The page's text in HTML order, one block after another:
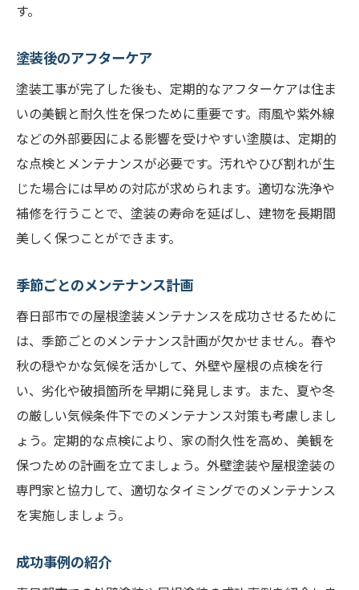
す。
塗装後のアフターケア
塗装工事が完了した後も、定期的なアフターケアは住ま
いの美観と耐久性を保つために重要です。雨風や紫外線
などの外部要因による影響を受けやすい塗膜は、定期的
な点検とメンテナンスが必要です。汚れやひび割れが生
じた場合には早めの対応が求められます。適切な洗浄や
補修を行うことで、塗装の寿命を延ばし、建物を長期間
美しく保つことができます。
季節ごとのメンテナンス計画
春日部市での屋根塗装メンテナンスを成功させるために
は、季節ごとのメンテナンス計画が欠かせません。春や
秋の穏やかな気候を活かして、外壁や屋根の点検を行
い、劣化や破損箇所を早期に発見します。また、夏や冬
の厳しい気候条件下でのメンテナンス対策も考慮しまし
ょう。定期的な点検により、家の耐久性を高め、美観を
保つための計画を立てましょう。外壁塗装や屋根塗装の
専門家と協力して、適切なタイミングでのメンテナンス
を実施しましょう。
成功事例の紹介